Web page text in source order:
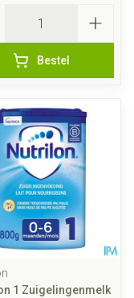
Bestel
1 Zuigelingenmelk